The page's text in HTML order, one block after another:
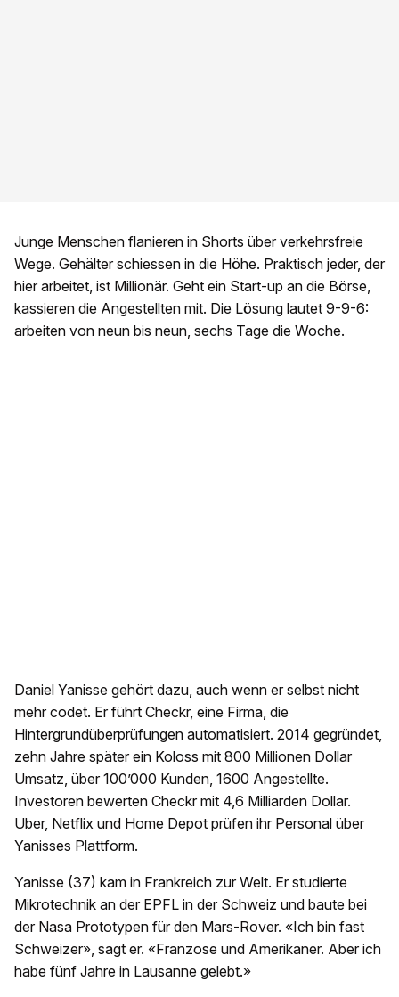
Junge Menschen flanieren in Shorts über verkehrsfreie
Wege. Gehälter schiessen in die Höhe. Praktisch jeder, der
hier arbeitet, ist Millionär. Geht ein Start-up an die Börse,
kassieren die Angestellten mit. Die Lösung lautet 9-9-6:
arbeiten von neun bis neun, sechs Tage die Woche.
Daniel Yanisse gehört dazu, auch wenn er selbst nicht
mehr codet. Er führt Checkr, eine Firma, die
Hintergrundüberprüfungen automatisiert. 2014 gegründet,
zehn Jahre später ein Koloss mit 800 Millionen Dollar
Umsatz, über 100’000 Kunden, 1600 Angestellte.
Investoren bewerten Checkr mit 4,6 Milliarden Dollar.
Uber, Netflix und Home Depot prüfen ihr Personal über
Yanisses Plattform.
Yanisse (37) kam in Frankreich zur Welt. Er studierte
Mikrotechnik an der EPFL in der Schweiz und baute bei
der Nasa Prototypen für den Mars-Rover. «Ich bin fast
Schweizer», sagt er. «Franzose und Amerikaner. Aber ich
habe fünf Jahre in Lausanne gelebt.»